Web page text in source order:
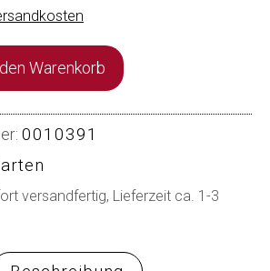
Warenkorb
0010391
versandfertig, Lieferzeit ca. 1-3